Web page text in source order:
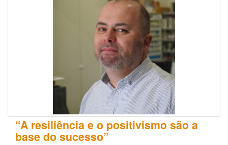
“A resiliência e o positivismo são a
base do sucesso”